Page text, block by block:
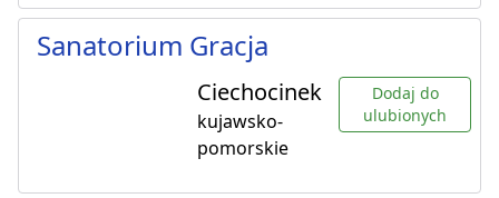
Sanatorium Gracja
Ciechocinek
kujawsko-
pomorskie
Dodaj do
ulubionych